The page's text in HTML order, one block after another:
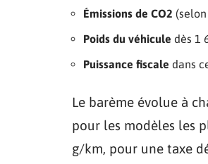
Émissions de CO2
Poids du véhicule dès 1
Puissance fiscale dans
Le barème évolue à
pour les modèles les
g/km, pour une taxe